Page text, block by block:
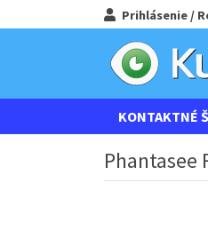
Prihlásenie /
KONTAKTNÉ
Phantasee